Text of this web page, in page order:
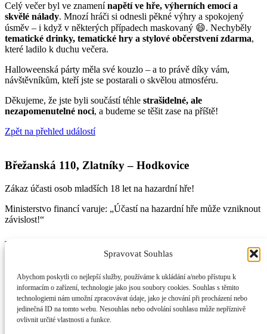
Spravovat Souhlas
Abychom poskytli co nejlepší služby, používáme k ukládání a/nebo přístupu k
informacím o zařízení, technologie jako jsou soubory cookies. Souhlas s těmito
technologiemi nám umožní zpracovávat údaje, jako je chování při procházení nebo
jedinečná ID na tomto webu. Nesouhlas nebo odvolání souhlasu může nepříznivě
ovlivnit určité vlastnosti a funkce.
Celý večer byl ve znamenínapětí ve hře, výherních emocí a
skvělé nálady. Mnozí hráči si odnesli pěkné výhry a spokojený
úsměv – i když v některých případech maskovaný 😄. Nechyběly
tematické drinky, tematické hry a stylové občerstvení zdarma,
které ladilo k duchu večera.
Halloweenská párty měla své kouzlo – a to právě díky vám,
návštěvníkům, kteří jste se postarali o skvělou atmosféru.
Děkujeme, že jste byli součástí téhle strašidelné, ale
nezapomenutelné noci, a budeme se těšit zase na příště!
Zpět na přehled událostí
Břežanská 110, Zlatníky – Hodkovice
Zákaz účasti osob mladších 18 let na hazardní hře!
Ministerstvo financí varuje: „Účastí na hazardní hře může vzniknout
závislost!“
Taxi
Recepce
+420 702 060 606